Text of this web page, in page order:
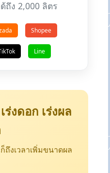
ถึง 2,000 ลิตร
Shopee
Line
งดอก เร่งผล
ถึงเวลาเพิ่มขนาดผล